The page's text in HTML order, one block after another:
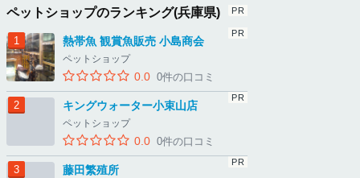
ペットショップのランキング(兵庫県)
熱帯魚 観賞魚販売 小島商会
ペットショップ
0.0 0件の口コミ
キングウォーター小束山店
ペットショップ
0.0 0件の口コミ
藤田繁殖所